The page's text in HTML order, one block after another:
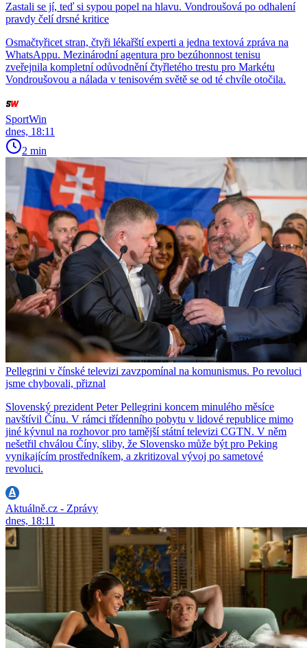
Zastali se jí, teď si sypou popel na hlavu. Vondroušová po odhalení
pravdy čelí drsné kritice
Osmačtyřicet stran, čtyři lékařští experti a jedna textová zpráva na
WhatsAppu. Mezinárodní agentura pro bezúhonnost tenisu
zveřejnila kompletní odůvodnění čtyřletého trestu pro Markétu
Vondroušovou a nálada v tenisovém světě se od té chvíle otočila.
SportWin
dnes, 18:11
2 min
Pellegrini v čínské televizi zavzpomínal na komunismus. Po revoluci
jsme chybovali, přiznal
Slovenský prezident Peter Pellegrini koncem minulého měsíce
navštívil Čínu. V rámci třídenního pobytu v lidové republice mimo
jiné kývnul na rozhovor pro tamější státní televizi CGTN. V něm
nešetřil chválou Číny, sliby, že Slovensko může být pro Peking
vynikajícím prostředníkem, a zkritizoval vývoj po sametové
revoluci.
Aktuálně.cz - Zprávy
dnes, 18:11